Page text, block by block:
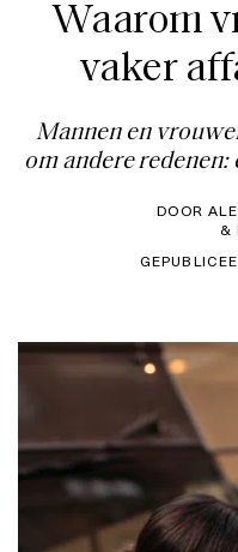
Waarom
vaker
Mannen en
om andere
DOOR
&